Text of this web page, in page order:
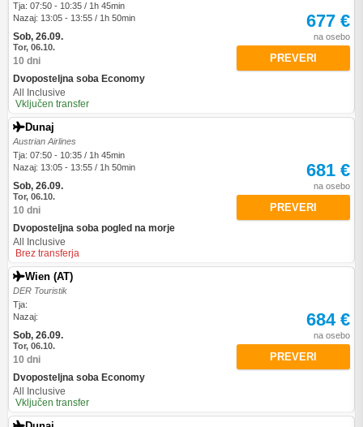
Tja: 07:50 - 10:35 / 1h 45min
Nazaj: 13:05 - 13:55 / 1h 50min
Sob, 26.09.
Tor, 06.10.
10 dni
Dvoposteljna soba Economy
All Inclusive
Vključen transfer
677 €
na osebo
PREVERI
Dunaj
Austrian Airlines
Tja: 07:50 - 10:35 / 1h 45min
Nazaj: 13:05 - 13:55 / 1h 50min
Sob, 26.09.
Tor, 06.10.
10 dni
Dvoposteljna soba pogled na morje
All Inclusive
Brez transferja
681 €
na osebo
PREVERI
Wien (AT)
DER Touristik
Tja:
Nazaj:
Sob, 26.09.
Tor, 06.10.
10 dni
Dvoposteljna soba Economy
All Inclusive
Vključen transfer
684 €
na osebo
PREVERI